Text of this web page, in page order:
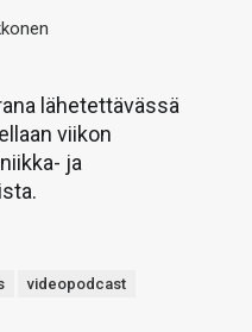
lähetettävässä
viikon
ja
videopodcast